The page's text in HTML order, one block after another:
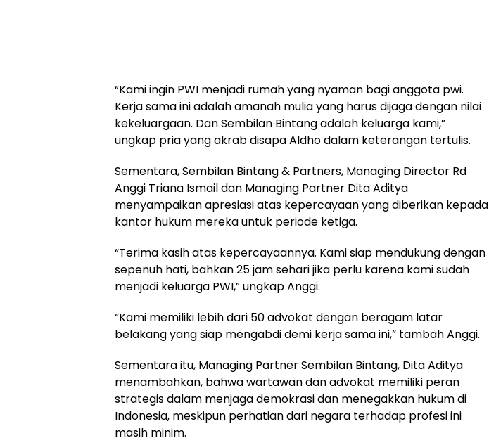
“Kami ingin PWI menjadi rumah yang nyaman bagi anggota pwi.
Kerja sama ini adalah amanah mulia yang harus dijaga dengan nilai
kekeluargaan. Dan Sembilan Bintang adalah keluarga kami,”
ungkap pria yang akrab disapa Aldho dalam keterangan tertulis.
Sementara, Sembilan Bintang & Partners, Managing Director Rd
Anggi Triana Ismail dan Managing Partner Dita Aditya
menyampaikan apresiasi atas kepercayaan yang diberikan kepada
kantor hukum mereka untuk periode ketiga.
“Terima kasih atas kepercayaannya. Kami siap mendukung dengan
sepenuh hati, bahkan 25 jam sehari jika perlu karena kami sudah
menjadi keluarga PWI,” ungkap Anggi.
“Kami memiliki lebih dari 50 advokat dengan beragam latar
belakang yang siap mengabdi demi kerja sama ini,” tambah Anggi.
Sementara itu, Managing Partner Sembilan Bintang, Dita Aditya
menambahkan, bahwa wartawan dan advokat memiliki peran
strategis dalam menjaga demokrasi dan menegakkan hukum di
Indonesia, meskipun perhatian dari negara terhadap profesi ini
masih minim.